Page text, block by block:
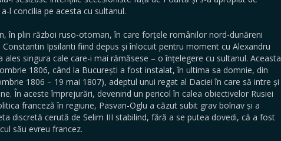
l concilia pe acesta cu sultanul.
război ruso-otoman, în care forțele românilor nord-dunăreni
Ipsilanti fiind depus și înlocuit pentru moment cu Alexandru
ales singura cale care-i mai rămăsese – o înțelegere cu sultanul. Aceasta
1806, când la București a fost instalat, în ultima sa domnie, din
1806 – 19 mai 1807), adeptul unui regat al Daciei în care să intre și
În aceste împrejurări, devenind un pericol în calea obiectivelor Rusiei
franceză în regiune, Pasvan-Oglu a căzut subit grav bolnav și a
discretă cerută de Selim III stabilind, fără a se putea dovedi, că a fost
său evreu francez.